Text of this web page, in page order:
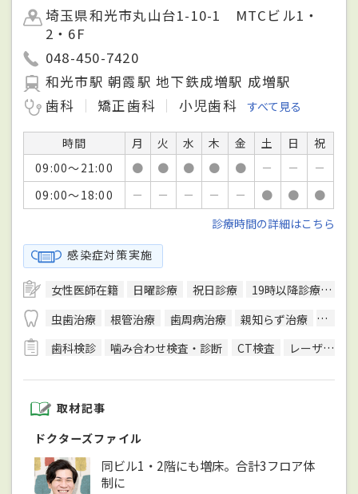
埼玉県和光市丸山台1-10-1 MTCビル1・
2・6F
048-450-7420
和光市駅 朝霞駅 地下鉄成増駅 成増駅
歯科
矯正歯科 小児歯科 すべて見る
時間 月 火 水 木 金 土 日
祝
09:00～21:00
● ● ● ● ● － －
－
09:00～18:00
－ － － － － ● ●
●
診療時間の詳細はこちら
感染症対策実施
女性医師在籍 日曜診療 祝日診療 19時以降診療可
虫歯治療
根管治療 歯周病治療 親知らず治療
顎関
歯科検診
噛み合わせ検査・診断 CT検査 レーザー治療
取材記事
ドクターズファイル
同ビル1・2階にも増床。合計3フロア体
制に